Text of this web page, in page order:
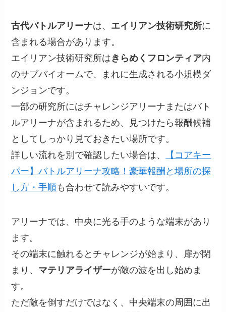
古代バトルアリーナは、 エイリアン技術研究所に
含まれる場合があります。
エイリアン技術研究所はきらめくフロンティア内
のサブバイオームで、まれに生成される小規模ダ
ンジョンです。
一部の研究所にはチャレンジアリーナまたはバト
ルアリーナが含まれるため、見つけたら報酬候補
としてしっかり見ておきたい場所です。
詳しい流れを別で確認したい場合は、
【コアキー
パー】バトルアリーナ攻略！豪華報酬と場所の探
し方・手順も合わせて読みやすいです。
アリーナでは、中央に光る手のような端末があり
ます。
その端末に触れるとチャレンジが始まり、扉が閉
まり、 マテリアライザーが敵の波を出し始めま
す。
ただ敵を倒すだけではなく、中央端末の周囲に出